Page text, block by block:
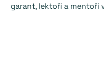
garant, lektoři a mentoři